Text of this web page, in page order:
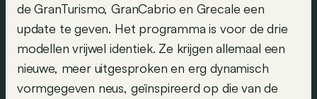
de GranTurismo, GranCabrio en Grecale een
update te geven. Het programma is voor de drie
modellen vrijwel identiek. Ze krijgen allemaal een
nieuwe, meer uitgesproken en erg dynamisch
vormgegeven neus, geïnspireerd op die van de